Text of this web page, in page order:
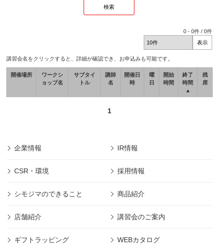
0 -0件 /0件
講習会名をクリックすると、詳細が確認でき、お申込みも可能です。
開催場所
ワークシ
ョップ名
サブタイ
トル
講師
名
開催日
時
曜
日
開始
時間
終了
時間
▲
残
席
1
企業情報 IR情報
CSR・環境 採用情報
シモジマのできること 商品紹介
店舗紹介 講習会のご案内
ギフトラッピング WEBカタログ